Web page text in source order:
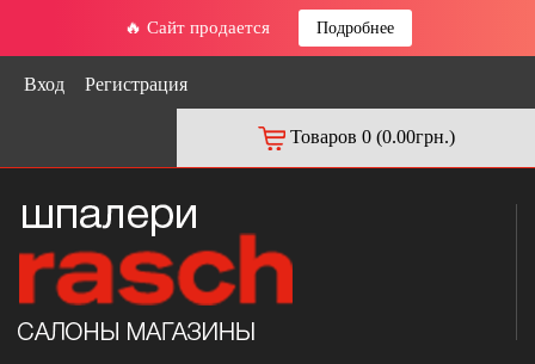
🔥 Сайт продается Подробнее
Вход Регистрация
Товаров 0 (0.00грн.)